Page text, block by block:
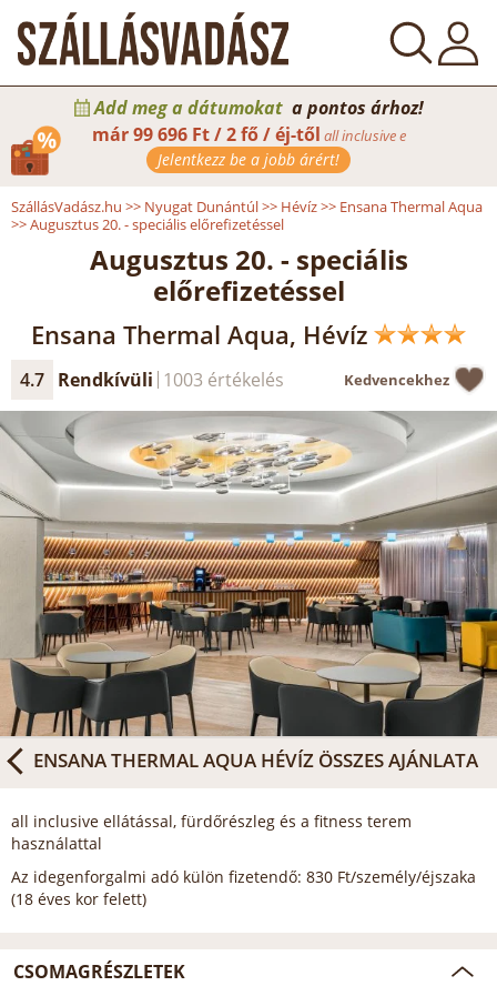
Add meg a dátumokat a pontos árhoz!
már99 696 Ft / 2 fő / éj-től all inclusive e
Jelentkezz be a jobb árért!
SzállásVadász.hu >> Nyugat Dunántúl>> Hévíz>> Ensana Thermal Aqua
>>Augusztus 20. - speciális előrefizetéssel
Augusztus 20. - speciális
előrefizetéssel
Ensana Thermal Aqua, Hévíz
4.7 Rendkívüli 1003 értékelés Kedvencekhez
ENSANA THERMAL AQUA HÉVÍZ ÖSSZES AJÁNLATA
all inclusive ellátással, fürdőrészleg és a fitness terem
használattal
Az idegenforgalmi adó külön fizetendő: 830 Ft/személy/éjszaka
(18 éves kor felett)
CSOMAGRÉSZLETEK